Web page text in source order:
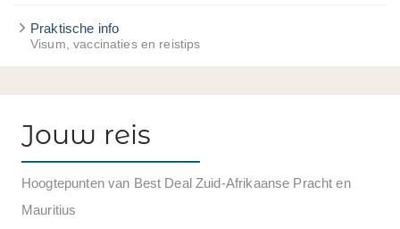
Praktische info
Visum, vaccinaties en reistips
Jouw reis
Hoogtepunten van Best Deal Zuid-Afrikaanse Pracht en
Mauritius